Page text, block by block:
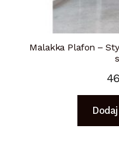
Malakka Plafon –